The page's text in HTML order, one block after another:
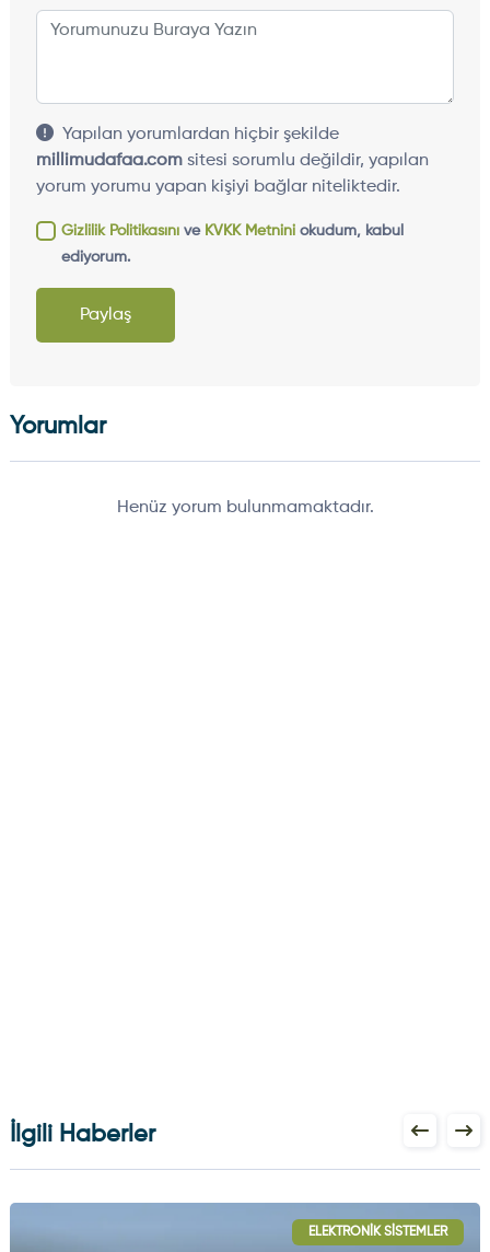
Yapılan yorumlardan hiçbir şekilde
millimudafaa.comsitesi sorumlu değildir, yapılan
yorum yorumu yapan kişiyi bağlar niteliktedir.
Gizlilik Politikasınıve KVKK Metniniokudum, kabul
ediyorum.
Paylaş
Yorumlar
Henüz yorum bulunmamaktadır.
İlgili Haberler
ELEKTRONIK SISTEMLER